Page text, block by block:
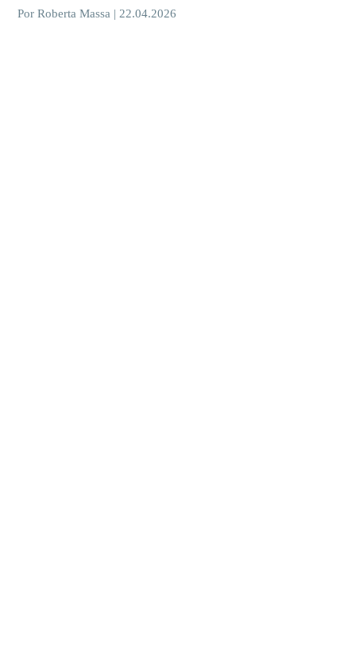
Por Roberta Massa | 22.04.2026